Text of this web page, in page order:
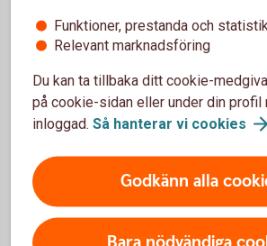
Försäkringsgivare
Swedbank FörsäkringAB
Funktioner, prestanda och statistik
Relevant marknadsföring
Du kan ta tillbaka ditt cookie-
på cookie-sidan eller under din profil
inloggad. Så hanterar vi cookies
Godkänn alla